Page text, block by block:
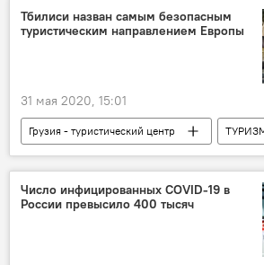
Тбилиси назван самым безопасным
туристическим направлением Европы
31 мая 2020, 15:01
Грузия - туристический центр
ОБЩЕСТВО
Грузия
НОВОСТИ
Число инфицированных COVID-19 в
России превысило 400 тысяч